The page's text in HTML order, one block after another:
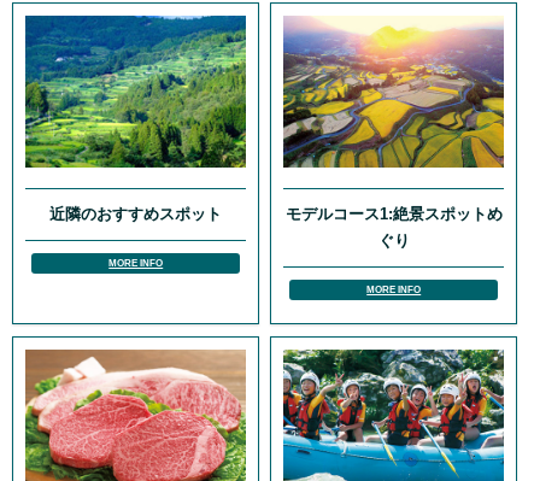
近隣のおすすめスポット
MORE INFO
モデルコース1:絶景スポットめ
ぐり
MORE INFO